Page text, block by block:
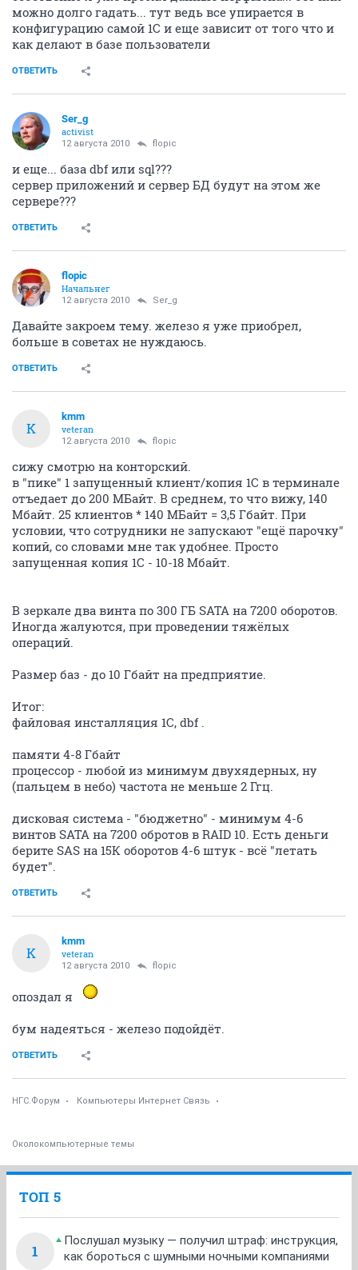
можно долго гадать... тут ведь все упирается в
конфигурацию самой 1С и еще зависит от того что и
как делают в базе пользователи
ОТВЕТИТЬ
Ser_g
activist
12 августа 2010 flopic
и еще... база dbf или sql???
сервер приложений и сервер БД будут на этом же
сервере???
ОТВЕТИТЬ
flopic
Начальнег
12 августа 2010 Ser_g
Давайте закроем тему. железо я уже приобрел,
больше в советах не нуждаюсь.
ОТВЕТИТЬ
K
kmm
veteran
12 августа 2010 flopic
сижу смотрю на конторский.
в "пике" 1 запущенный клиент/копия 1С в терминале
отъедает до 200 МБайт. В среднем, то что вижу, 140
Мбайт. 25 клиентов * 140 МБайт = 3,5 Гбайт. При
условии, что сотрудники не запускают "ещё парочку"
копий, со словами мне так удобнее. Просто
запущенная копия 1С - 10-18 Мбайт.
В зеркале два винта по 300 ГБ SATA на 7200 оборотов.
Иногда жалуются, при проведении тяжёлых
операций.
Размер баз - до 10 Гбайт на предприятие.
Итог:
файловая инсталляция 1С, dbf .
памяти 4-8 Гбайт
процессор - любой из минимум двухядерных, ну
(пальцем в небо) частота не меньше 2 Ггц.
дисковая система - "бюджетно" - минимум 4-6
винтов SATA на 7200 обротов в RAID 10. Есть деньги
берите SAS на 15К оборотов 4-6 штук - всё "летать
будет".
ОТВЕТИТЬ
K
kmm
veteran
12 августа 2010 flopic
опоздал я
бум надеяться - железо подойдёт.
ОТВЕТИТЬ
НГС.Форум Компьютеры Интернет Связь
Околокомпьютерные темы
ТОП 5
1
Послушал музыку — получил штраф: инструкция,
как бороться с шумными ночными компаниями